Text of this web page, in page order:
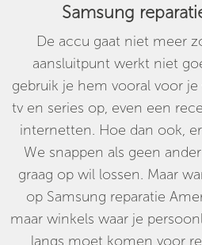
Samsung
De accu gaat niet meer
aansluitpunt werkt niet
gebruik je hem vooral voor
tv en series op, even een
internetten. Hoe dan ook,
We snappen als geen
graag op wil lossen. Maar
op Samsung reparatie
maar winkels waar je
langs moet komen voor